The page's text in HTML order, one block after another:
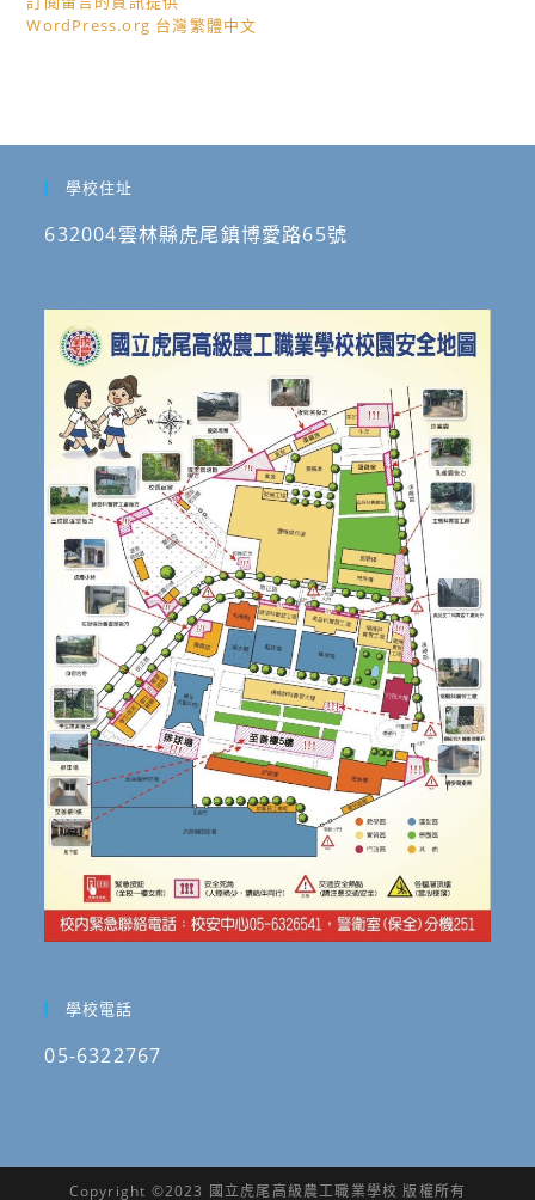
WordPress.org 台灣繁體中文
學校住址
632004雲林縣虎尾鎮博愛路65號
學校電話
05-6322767
Copyright ©2023 國立虎尾高級農工職業學校 版權所有